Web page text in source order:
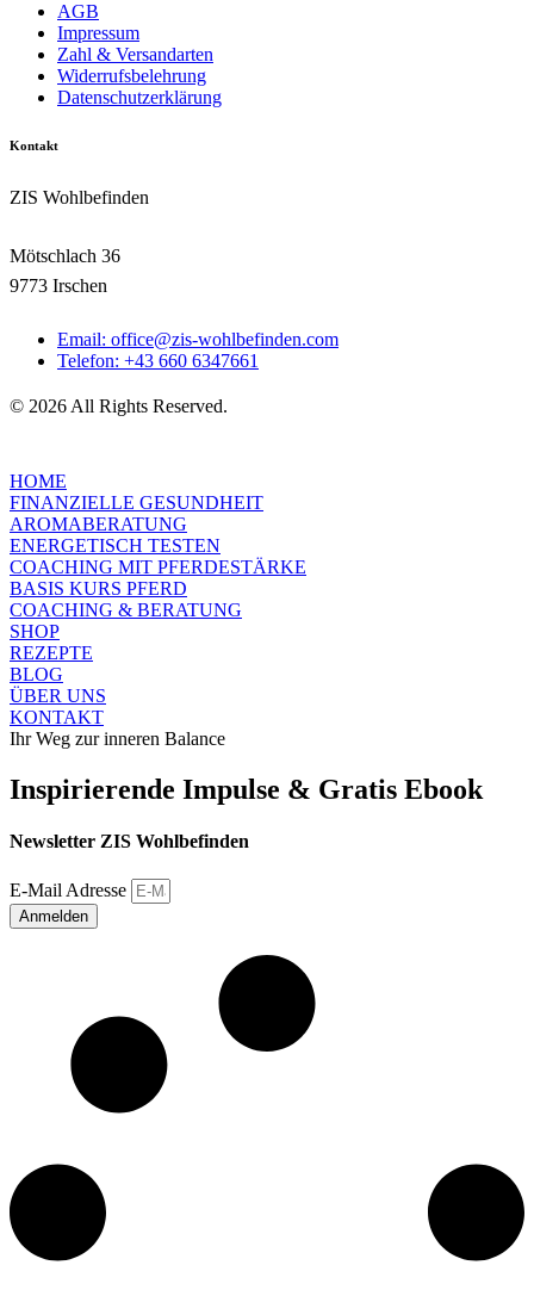
AGB
Impressum
Zahl & Versandarten
Widerrufsbelehrung
Datenschutzerklärung
Kontakt
ZIS Wohlbefinden
Mötschlach 36
9773 Irschen
Email: office@zis-wohlbefinden.com
Telefon: +43 660 6347661
© 2026 All Rights Reserved.
HOME
FINANZIELLE GESUNDHEIT
AROMABERATUNG
ENERGETISCH TESTEN
COACHING MIT PFERDESTÄRKE
BASIS KURS PFERD
COACHING & BERATUNG
SHOP
REZEPTE
BLOG
ÜBER UNS
KONTAKT
Ihr Weg zur inneren Balance
Inspirierende Impulse & Gratis Ebook
Newsletter ZIS Wohlbefinden
E-Mail Adresse
Anmelden